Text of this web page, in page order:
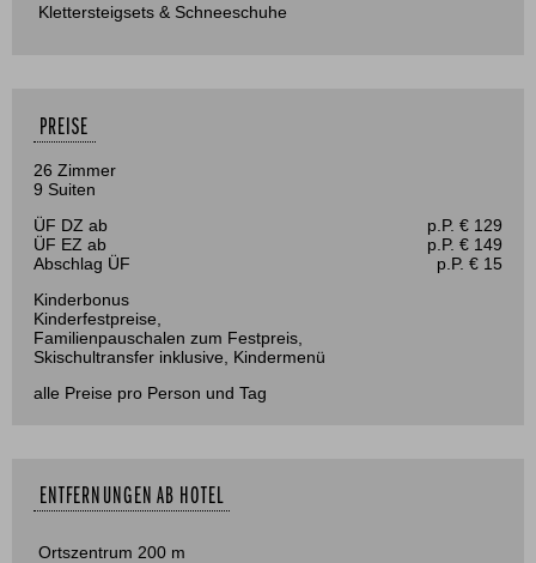
Klettersteigsets & Schneeschuhe
PREISE
26 Zimmer
9 Suiten
ÜF DZ ab
p.P. € 129
ÜF EZ ab
p.P. € 149
Abschlag ÜF
p.P. € 15
Kinderbonus
Kinderfestpreise,
Familienpauschalen zum Festpreis,
Skischultransfer inklusive, Kindermenü
alle Preise pro Person und Tag
ENTFERNUNGEN AB HOTEL
Ortszentrum 200 m